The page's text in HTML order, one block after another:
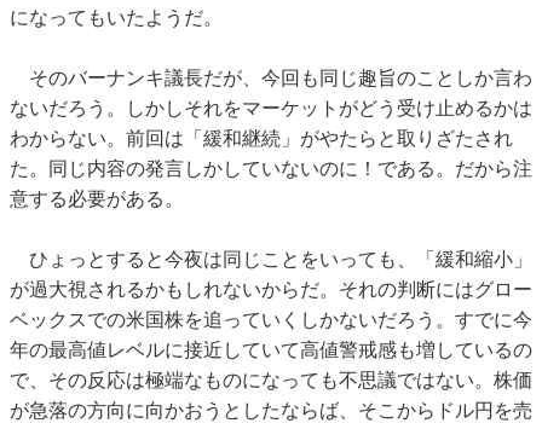
になってもいたようだ。
そのバーナンキ議長だが、今回も同じ趣旨のことしか言わ
ないだろう。しかしそれをマーケットがどう受け止めるかは
わからない。前回は「緩和継続」がやたらと取りざたされ
た。同じ内容の発言しかしていないのに！である。だから注
意する必要がある。
ひょっとすると今夜は同じことをいっても、「緩和縮小」
が過大視されるかもしれないからだ。それの判断にはグロー
ベックスでの米国株を追っていくしかないだろう。すでに今
年の最高値レベルに接近していて高値警戒感も増しているの
で、その反応は極端なものになっても不思議ではない。株価
が急落の方向に向かおうとしたならば、そこからドル円を売